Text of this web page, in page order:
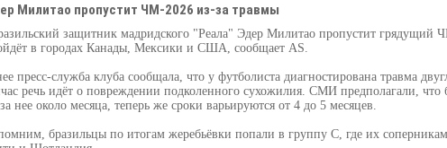
Милитао пропустит ЧМ-2026 из-за травмы
защитник мадридского "Реала" Эдер Милитао пропустит грядущий
в городах Канады, Мексики и США, сообщает AS.
пресс-служба клуба сообщала, что у футболиста диагностирована травма
речь идёт о повреждении подколенного сухожилия. СМИ предполагали, что
нее около месяца, теперь же сроки варьируются от 4 до 5 месяцев.
бразильцы по итогам жеребьёвки попали в группу C, где их